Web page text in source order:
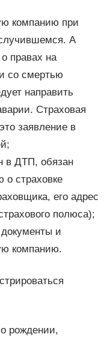
компанию при
А
правах на
со смертью
направить
Страховая
заявление в
в ДТП, обязан
о страховке
его адрес
полюса);
и
компанию.
рождении,